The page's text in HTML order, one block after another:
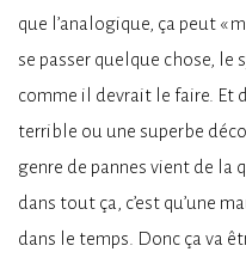
que l’analogique, ça peut «
se passer quelque chose, le
comme il devrait le faire. Et
terrible ou une superbe
genre de pannes vient de la
dans tout ça, c’est qu’une
dans le temps. Donc ça va